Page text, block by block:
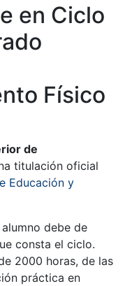
en Ciclo
Físico
de
titulación oficial
Educación y
debe de
consta el ciclo.
2000 horas, de las
práctica en